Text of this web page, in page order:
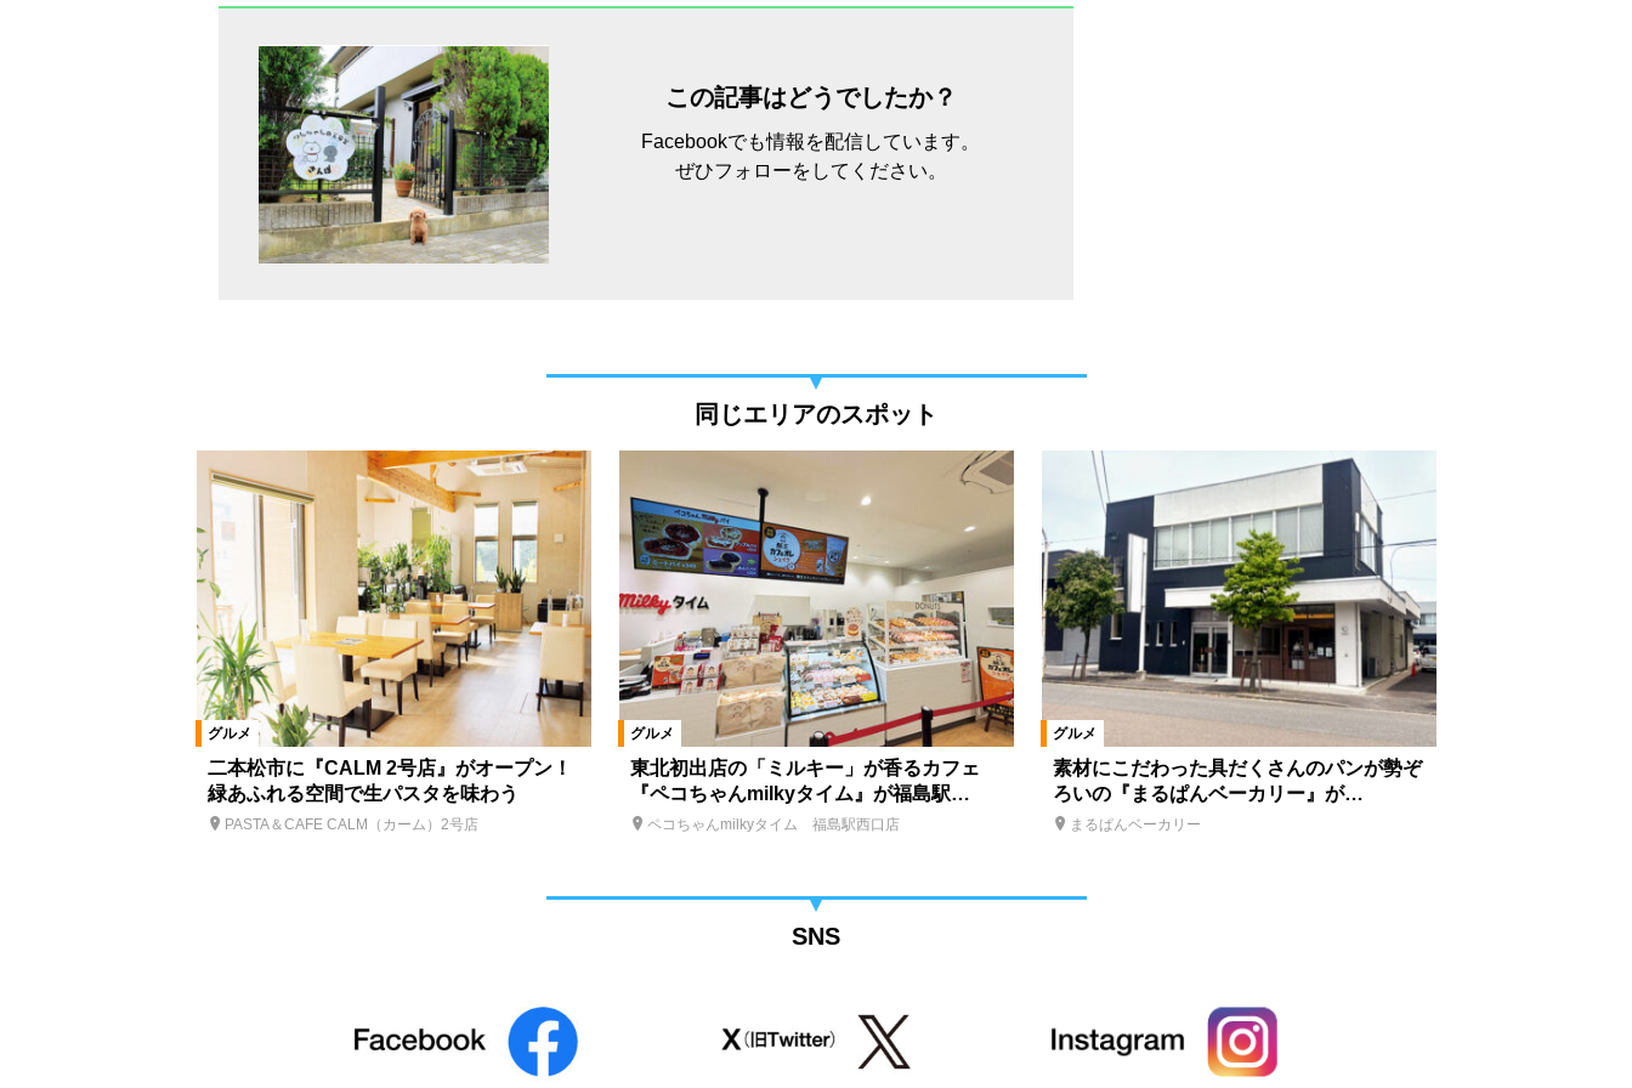
この記事はどうでしたか？
Facebookでも情報を配信しています。
ぜひフォローをしてください。
同じエリアのスポット
グルメ
二本松市に『CALM 2号店』がオープン！
緑あふれる空間で生パスタを味わう
PASTA＆CAFE CALM（カーム）2号店
グルメ
東北初出店の「ミルキー」が香るカフェ
『ペコちゃんmilkyタイム』が福島駅…
ペコちゃんmilkyタイム 福島駅西口店
グルメ
素材にこだわった具だくさんのパンが勢ぞ
ろいの『まるぱんベーカリー』が…
まるぱんベーカリー
SNS